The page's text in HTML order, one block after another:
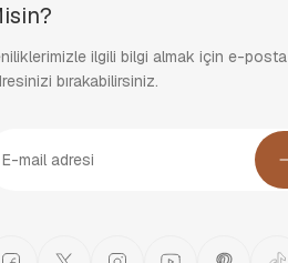
ilgili bilgi almak için e-posta
bırakabilirsiniz.